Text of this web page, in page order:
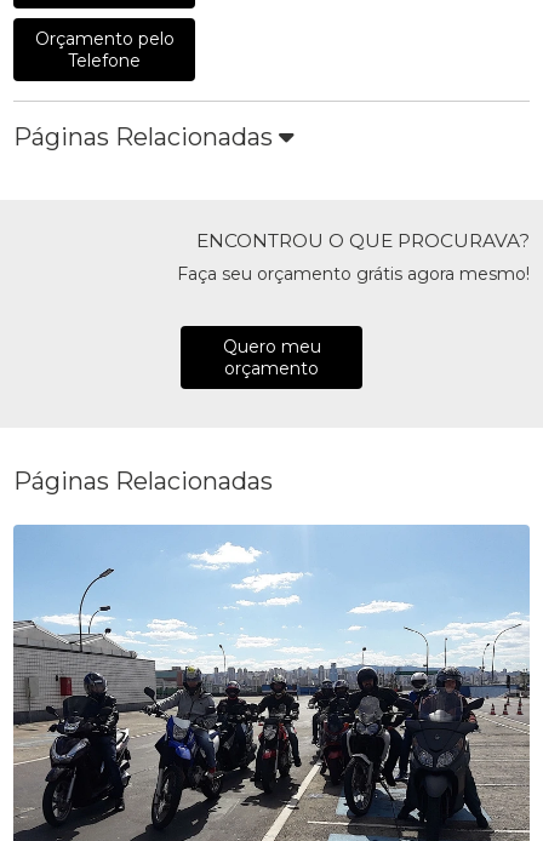
Orçamento pelo
Telefone
Páginas Relacionadas
ENCONTROU O QUE PROCURAVA?
Faça seu orçamento grátis agora mesmo!
Quero meu
orçamento
Páginas Relacionadas